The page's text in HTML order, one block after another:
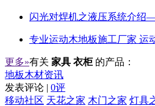
闪光对焊机之液压系统介绍
专业运动木地板施工厂家 运
更多»有关 家具 衣柜 的产品：
地板木材资讯
发表评论 | 0评
移动社区 天花之家 木门之家 灯具